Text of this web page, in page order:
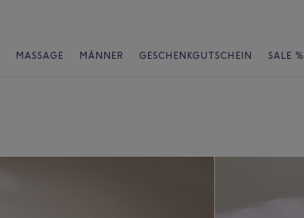
MASSAGE MÄNNER GESCHENKGUTSCHEIN SALE %